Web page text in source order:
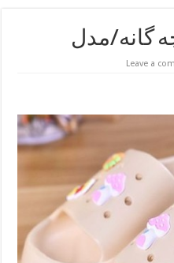
گانه/مدل
Leave a